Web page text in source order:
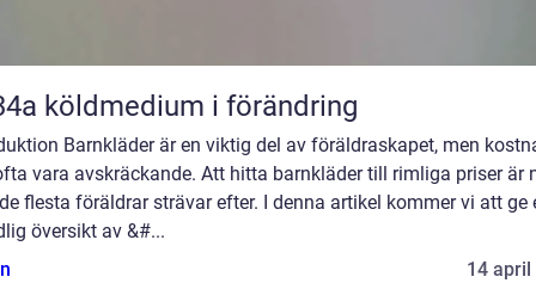
R134a köldmedium i förändring
Barnkläder är en viktig del av föräldraskapet, men
vara avskräckande. Att hitta barnkläder till rimliga priser är
flesta föräldrar strävar efter. I denna artikel kommer vi att ge
översikt av &#...
14 april